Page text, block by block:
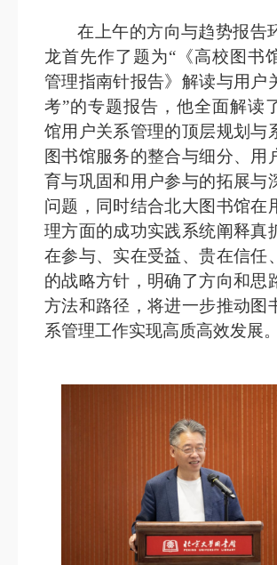
在上午的方向与趋势报告
龙首先作了题为“《高校图书
管理指南针报告》解读与用户
考”的专题报告，他全面解读
馆用户关系管理的顶层规划与
图书馆服务的整合与细分、用
育与巩固和用户参与的拓展与
问题，同时结合北大图书馆在
理方面的成功实践系统阐释真
在参与、实在受益、贵在信任
的战略方针，明确了方向和思
方法和路径，将进一步推动图
系管理工作实现高质高效发展。